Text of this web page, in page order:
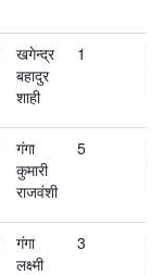
खगेन्द्र
बहादुर
शाही
1
गंगा
कुमारी
राजवंशी
5
गंगा
लक्ष्मी
3